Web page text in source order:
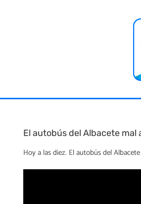
El autobús del Albacete mal
Hoy a las diez. El autobús del